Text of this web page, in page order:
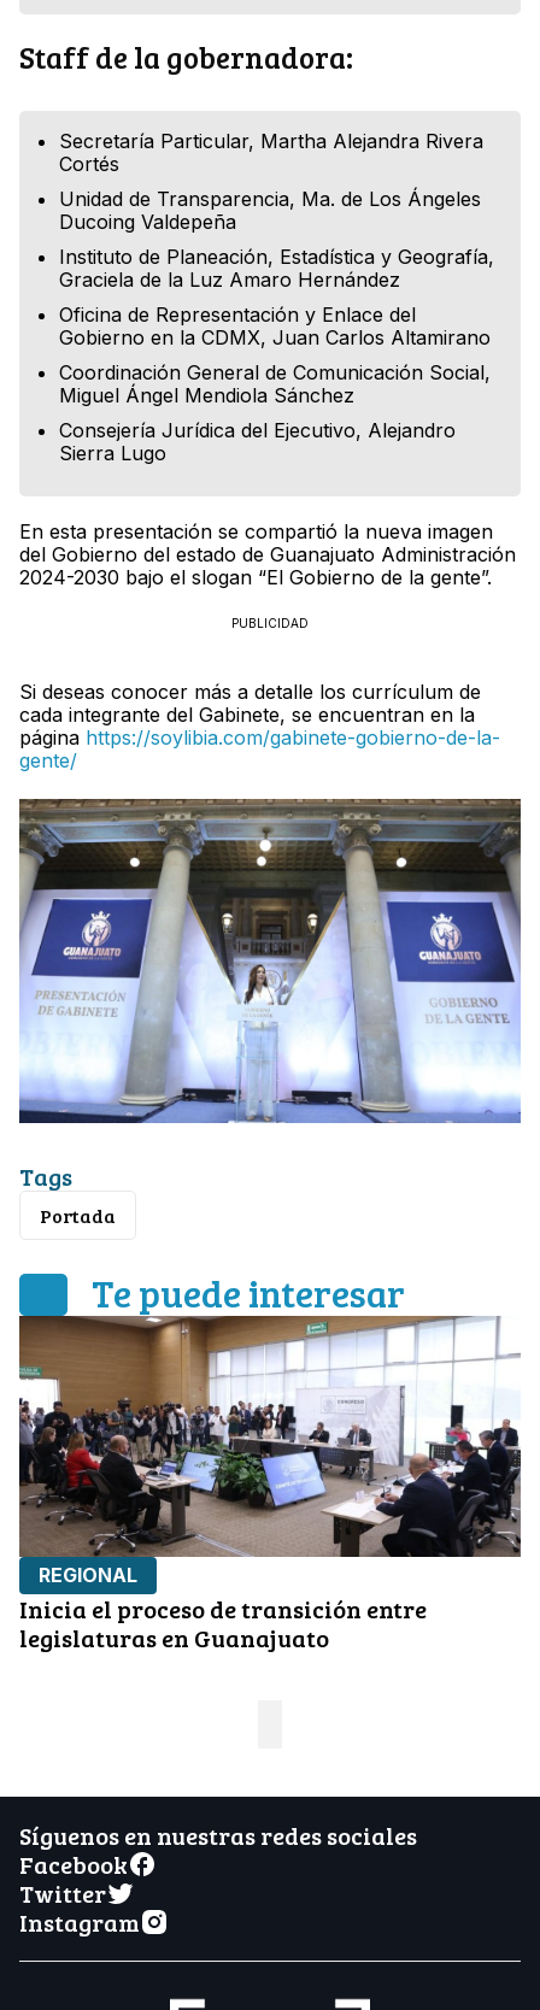
Staff de la gobernadora:
Secretaría Particular, Martha Alejandra Rivera
Cortés
Unidad de Transparencia, Ma. de Los Ángeles
Ducoing Valdepeña
Instituto de Planeación, Estadística y Geografía,
Graciela de la Luz Amaro Hernández
Oficina de Representación y Enlace del
Gobierno en la CDMX, Juan Carlos Altamirano
Coordinación General de Comunicación Social,
Miguel Ángel Mendiola Sánchez
Consejería Jurídica del Ejecutivo, Alejandro
Sierra Lugo
En esta presentación se compartió la nueva imagen
del Gobierno del estado de Guanajuato Administración
2024-2030 bajo el slogan “El Gobierno de la gente”.
PUBLICIDAD
Si deseas conocer más a detalle los currículum de
cada integrante del Gabinete, se encuentran en la
página https://soylibia.com/gabinete-gobierno-de-la-
gente/
Tags
Portada
Te puede interesar
REGIONAL
Inicia el proceso de transición entre
legislaturas en Guanajuato
Síguenos en nuestras redes sociales
Facebook
Twitter
Instagram